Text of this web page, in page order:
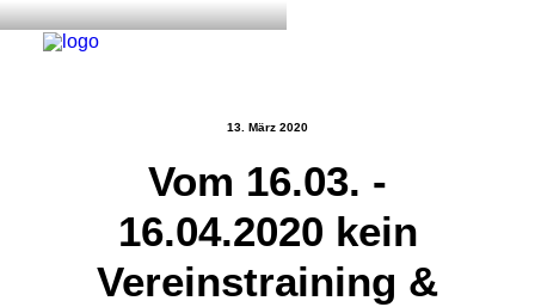
Aktuelles
13. März 2020
Vom 16.03. -
16.04.2020 kein
Vereinstraining &